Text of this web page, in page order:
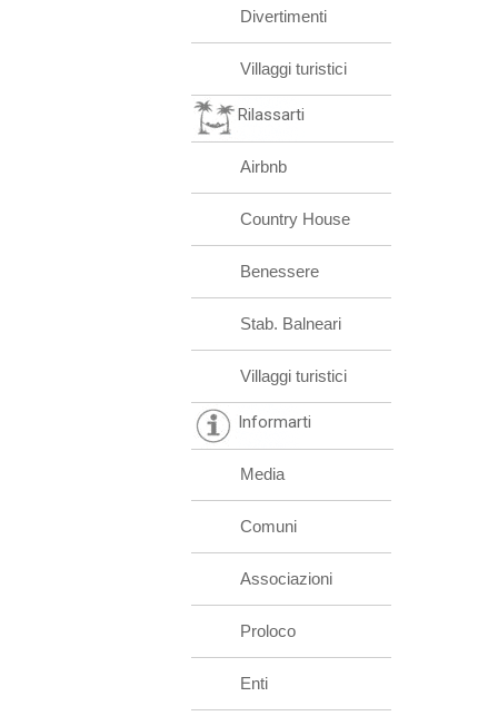
Divertimenti
Villaggi turistici
Rilassarti
Airbnb
Country House
Benessere
Stab. Balneari
Villaggi turistici
Informarti
Media
Comuni
Associazioni
Proloco
Enti